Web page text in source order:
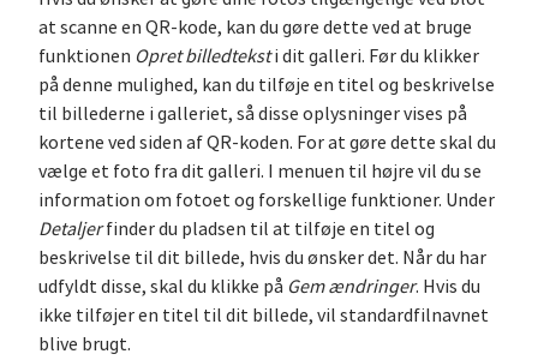
at scanne en QR-kode, kan du gøre dette ved at bruge
funktionen Opret billedteksti dit galleri. Før du klikker
på denne mulighed, kan du tilføje en titel og beskrivelse
til billederne i galleriet, så disse oplysninger vises på
kortene ved siden af QR-koden. For at gøre dette skal du
vælge et foto fra dit galleri. I menuen til højre vil du se
information om fotoet og forskellige funktioner. Under
Detaljerfinder du pladsen til at tilføje en titel og
beskrivelse til dit billede, hvis du ønsker det. Når du har
udfyldt disse, skal du klikke på Gem ændringer. Hvis du
ikke tilføjer en titel til dit billede, vil standardfilnavnet
blive brugt.